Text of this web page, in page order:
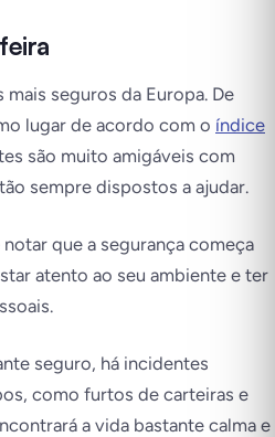
seguros da Europa. De
lugar de acordo com o índice
são muito amigáveis com
sempre dispostos a ajudar.
que a segurança começa
atento ao seu ambiente e ter
seguro, há incidentes
como furtos de carteiras e
a vida bastante calma e